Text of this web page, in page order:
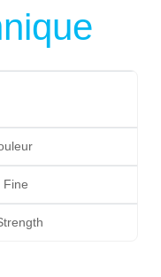
Fine